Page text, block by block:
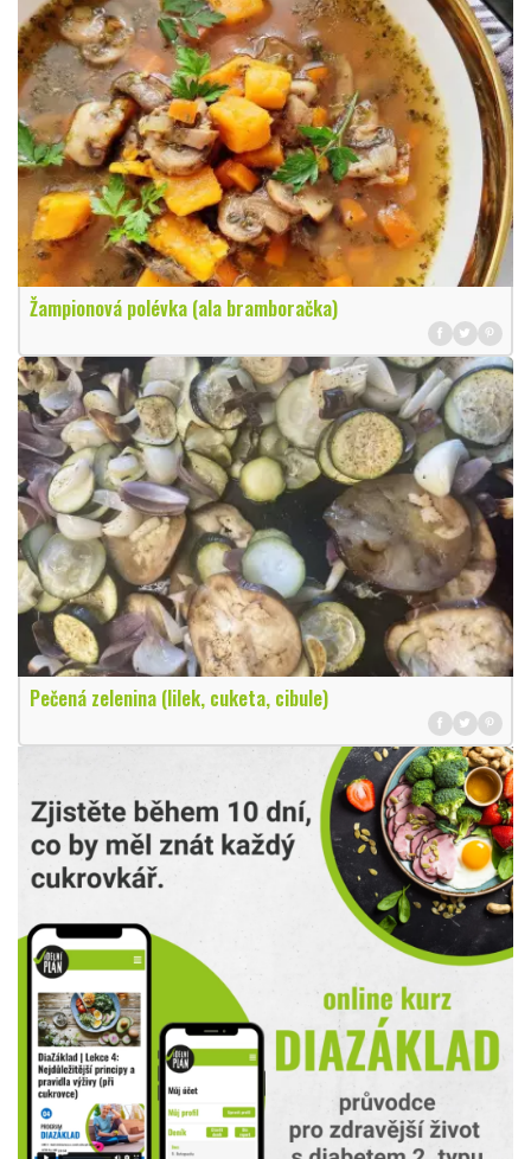
Žampionová polévka (ala bramboračka)
Pečená zelenina (lilek, cuketa, cibule)